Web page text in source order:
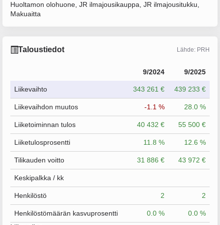
Huoltamon olohuone, JR ilmajousikauppa, JR ilmajousitukku,
Makuaitta
Taloustiedot Lähde: PRH
9/2024 9/2025
Liikevaihto 343 261 € 439 233 €
Liikevaihdon muutos -1.1 % 28.0 %
Liiketoiminnan tulos 40 432 € 55 500 €
Liiketulosprosentti 11.8 % 12.6 %
Tilikauden voitto 31 886 € 43 972 €
Keskipalkka / kk
Henkilöstö 2 2
Henkilöstömäärän kasvuprosentti 0.0 %
0.0 %